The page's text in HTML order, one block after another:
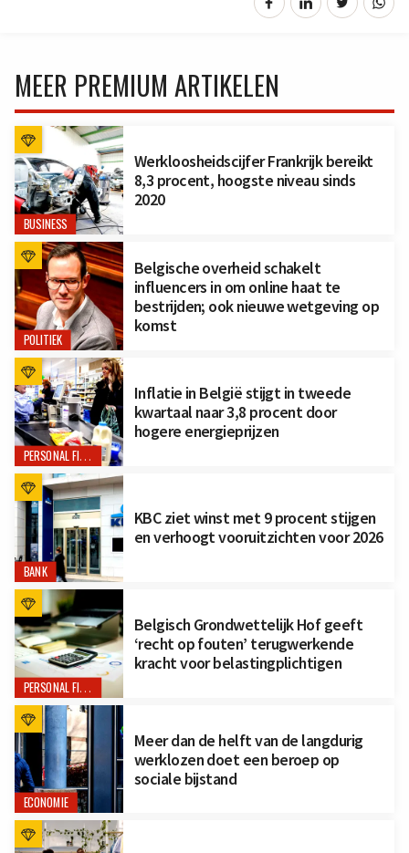
MEER PREMIUM ARTIKELEN
BUSINESS
Werkloosheidscijfer Frankrijk bereikt
8,3 procent, hoogste niveau sinds
2020
POLITIEK
Belgische overheid schakelt
influencers in om online haat te
bestrijden; ook nieuwe wetgeving op
komst
PERSONAL FINANCE
Inflatie in België stijgt in tweede
kwartaal naar 3,8 procent door
hogere energieprijzen
BANK
KBC ziet winst met 9 procent stijgen
en verhoogt vooruitzichten voor 2026
PERSONAL FINANCE
Belgisch Grondwettelijk Hof geeft
‘recht op fouten’ terugwerkende
kracht voor belastingplichtigen
ECONOMIE
Meer dan de helft van de langdurig
werklozen doet een beroep op
sociale bijstand